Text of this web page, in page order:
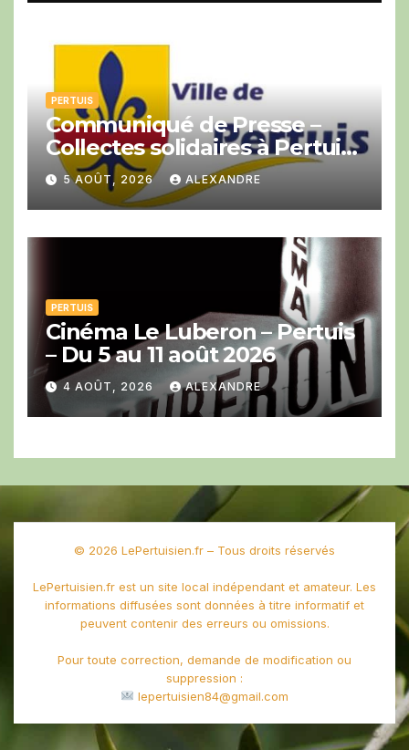
PERTUIS
Communiqué de Presse –
Collectes solidaires à Pertuis :
la ville mobilisée en des
temps records pour soutenir
les pompiers engagés sur les
incendies
5 AOÛT, 2026 ALEXANDRE
PERTUIS
Cinéma Le Luberon – Pertuis
– Du 5 au 11 août 2026
4 AOÛT, 2026 ALEXANDRE
© 2026 LePertuisien.fr – Tous droits réservés
LePertuisien.fr est un site local indépendant et amateur. Les
informations diffusées sont données à titre informatif et
peuvent contenir des erreurs ou omissions.
Pour toute correction, demande de modification ou
suppression :
lepertuisien84@gmail.com